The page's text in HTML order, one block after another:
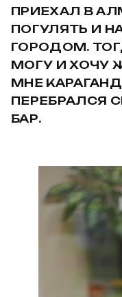
ПРИЕХАЛ В
ПОГУЛЯТЬ И
ГОРОДОМ.
МОГУ И ХОЧУ
МНЕ
ПЕРЕБРАЛСЯ
БАР.